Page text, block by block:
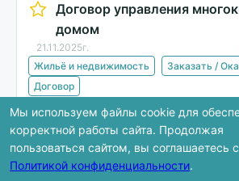
Договор управления
домом
21.11.2025г.
Жильё и недвижимость
Заказать /
Договор
Скачать
Мы используем файлы cookie для
корректной работы сайта. Продолжая
пользоваться сайтом, вы соглашаетесь
Политикой конфиденциальности.